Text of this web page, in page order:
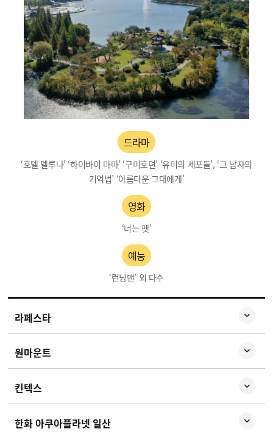
드라마
‘호텔 델루나’ ‘하이바이 마마’ ‘구미호뎐’ ‘유미의 세포들’, ‘그 남자의
기억법’ ‘아름다운 그대에게’
영화
‘너는 펫’
예능
‘런닝맨’ 외 다수
라페스타
원마운트
킨텍스
한화 아쿠아플라넷 일산